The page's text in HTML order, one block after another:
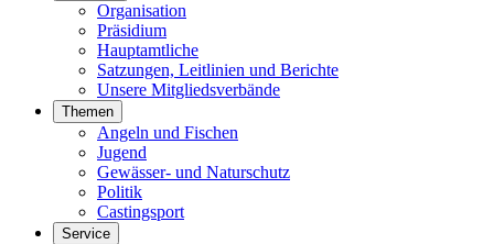
Organisation
Präsidium
Hauptamtliche
Satzungen, Leitlinien und Berichte
Unsere Mitgliedsverbände
Themen
Angeln und Fischen
Jugend
Gewässer- und Naturschutz
Politik
Castingsport
Service